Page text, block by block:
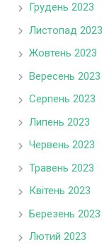
Грудень 2023
Листопад 2023
Жовтень 2023
Вересень 2023
Серпень 2023
Липень 2023
Червень 2023
Травень 2023
Квітень 2023
Березень 2023
Лютий 2023